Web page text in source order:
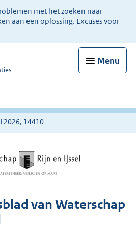
met het zoeken naar
aan een oplossing. Excuses voor
Menu
2026, 14410
van Waterschap